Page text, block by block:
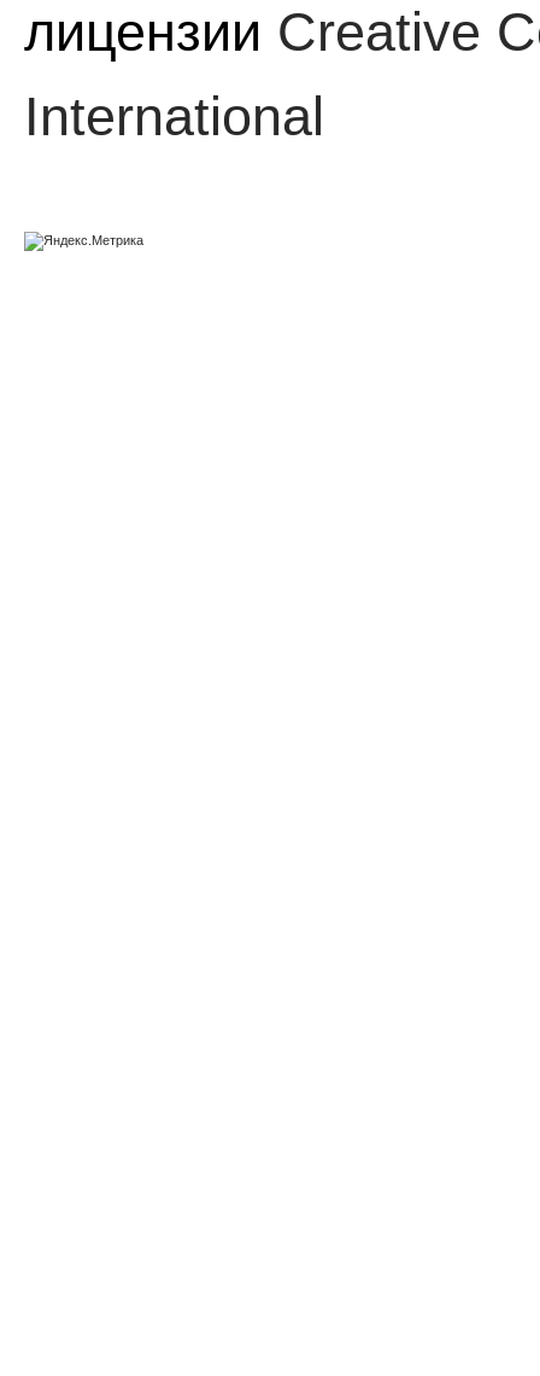
лицензии Creative
International